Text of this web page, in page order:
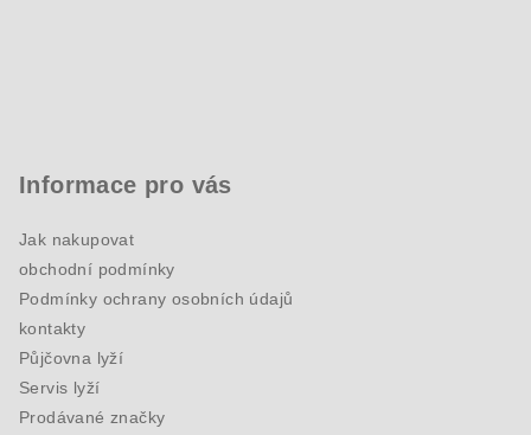
Informace pro vás
Jak nakupovat
obchodní podmínky
Podmínky ochrany osobních údajů
kontakty
Půjčovna lyží
Servis lyží
Prodávané značky